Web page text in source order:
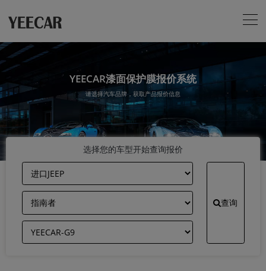
YEECAR漆面保护膜报价系统
请选择汽车品牌，获取产品报价信息
选择您的车型开始查询报价
查询